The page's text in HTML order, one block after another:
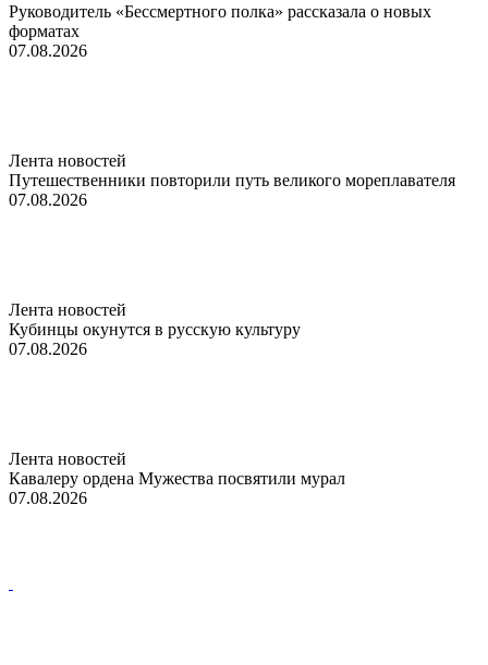
Руководитель «Бессмертного полка» рассказала о новых
форматах
07.08.2026
Лента новостей
Путешественники повторили путь великого мореплавателя
07.08.2026
Лента новостей
Кубинцы окунутся в русскую культуру
07.08.2026
Лента новостей
Кавалеру ордена Мужества посвятили мурал
07.08.2026